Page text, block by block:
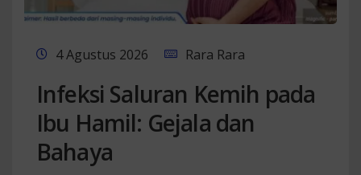
4 Agustus 2026 Rara Rara
Infeksi Saluran Kemih pada
Ibu Hamil: Gejala dan
Bahaya